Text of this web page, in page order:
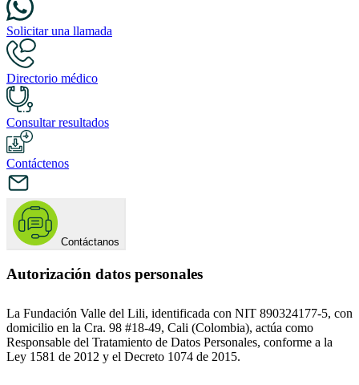
Solicitar una llamada
Directorio médico
Consultar resultados
Contáctenos
Contáctanos
Autorización datos personales
La Fundación Valle del Lili, identificada con NIT 890324177-5, con
domicilio en la Cra. 98 #18-49, Cali (Colombia), actúa como
Responsable del Tratamiento de Datos Personales, conforme a la
Ley 1581 de 2012 y el Decreto 1074 de 2015.